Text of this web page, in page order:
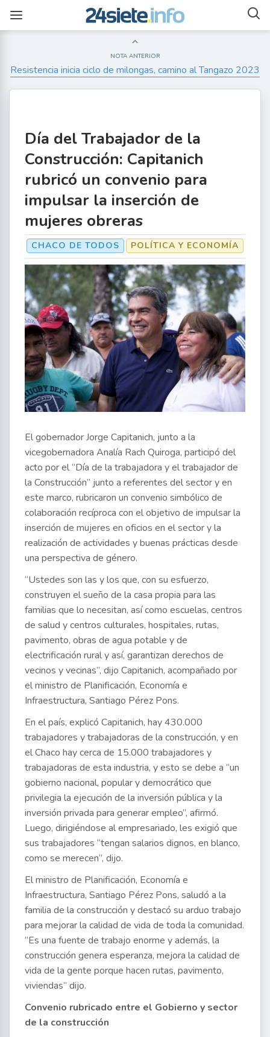
NOTA ANTERIOR
Resistencia inicia ciclo de milongas, camino al Tangazo 2023
Día del Trabajador de la
Construcción: Capitanich
rubricó un convenio para
impulsar la inserción de
mujeres obreras
CHACO DE TODOS POLÍTICA Y ECONOMÍA
El gobernador Jorge Capitanich, junto a la
vicegobernadora Analía Rach Quiroga, participó del
acto por el “Día de la trabajadora y el trabajador de
la Construcción” junto a referentes del sector y en
este marco, rubricaron un convenio simbólico de
colaboración recíproca con el objetivo de impulsar la
inserción de mujeres en oficios en el sector y la
realización de actividades y buenas prácticas desde
una perspectiva de género.
“Ustedes son las y los que, con su esfuerzo,
construyen el sueño de la casa propia para las
familias que lo necesitan, así como escuelas, centros
de salud y centros culturales, hospitales, rutas,
pavimento, obras de agua potable y de
electrificación rural y así, garantizan derechos de
vecinos y vecinas”, dijo Capitanich, acompañado por
el ministro de Planificación, Economía e
Infraestructura, Santiago Pérez Pons.
En el país, explicó Capitanich, hay 430.000
trabajadores y trabajadoras de la construcción, y en
el Chaco hay cerca de 15.000 trabajadores y
trabajadoras de esta industria, y esto se debe a “un
gobierno nacional, popular y democrático que
privilegia la ejecución de la inversión pública y la
inversión privada para generar empleo”, afirmó.
Luego, dirigiéndose al empresariado, les exigió que
sus trabajadores “tengan salarios dignos, en blanco,
como se merecen”, dijo.
El ministro de Planificación, Economía e
Infraestructura, Santiago Pérez Pons, saludó a la
familia de la construcción y destacó su arduo trabajo
para mejorar la calidad de vida de toda la comunidad.
“Es una fuente de trabajo enorme y además, la
construcción genera esperanza, mejora la calidad de
vida de la gente porque hacen rutas, pavimento,
viviendas” dijo.
Convenio rubricado entre el Gobierno y sector
de la construcción